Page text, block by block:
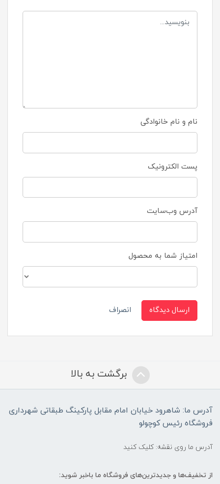
نام و نام خانوادگی
پست الکترونیک
آدرس وب‌سایت
امتیاز شما به محصول
ارسال دیدگاه انصراف
برگشت به بالا
آدرس ما: شاهرود خیابان امام مقابل پارکینگ طبقاتی شهرداری
فروشگاه رئیس کوچولو
آدرس ما روی نقشه: کلیک کنید
از تخفیف‌ها و جدیدترین‌های فروشگاه ما باخبر شوید: